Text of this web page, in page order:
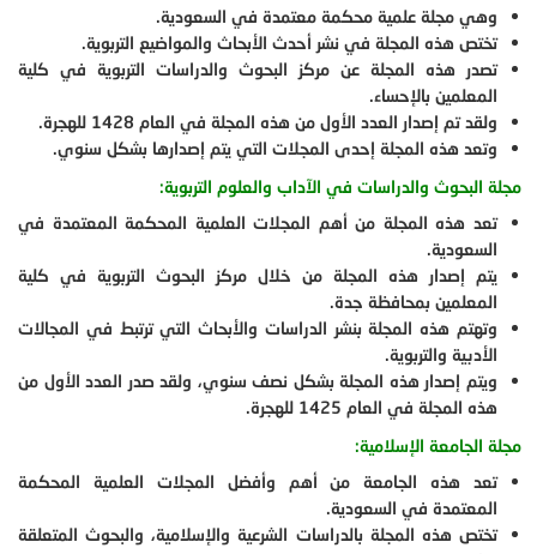
وهي مجلة علمية محكمة معتمدة في السعودية.
تختص هذه المجلة في نشر أحدث الأبحاث والمواضيع التربوية.
تصدر هذه المجلة عن مركز البحوث والدراسات التربوية في كلية
المعلمين بالإحساء.
ولقد تم إصدار العدد الأول من هذه المجلة في العام 1428 للهجرة.
وتعد هذه المجلة إحدى المجلات التي يتم إصدارها بشكل سنوي.
مجلة البحوث والدراسات في الآداب والعلوم التربوية:
تعد هذه المجلة من أهم المجلات العلمية المحكمة المعتمدة في
السعودية.
يتم إصدار هذه المجلة من خلال مركز البحوث التربوية في كلية
المعلمين بمحافظة جدة.
وتهتم هذه المجلة بنشر الدراسات والأبحاث التي ترتبط في المجالات
الأدبية والتربوية.
ويتم إصدار هذه المجلة بشكل نصف سنوي، ولقد صدر العدد الأول من
هذه المجلة في العام 1425 للهجرة.
مجلة الجامعة الإسلامية:
تعد هذه الجامعة من أهم وأفضل المجلات العلمية المحكمة
المعتمدة في السعودية.
تختص هذه المجلة بالدراسات الشرعية والإسلامية، والبحوث المتعلقة